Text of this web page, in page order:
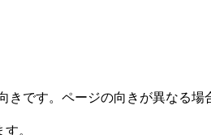
です。ページの向きが異なる場
。